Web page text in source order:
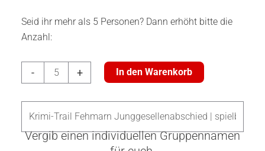
Seid ihr mehr als 5 Personen? Dann erhöht bitte die
Anzahl:
-
Trail
Fehmarn
Junggesellenabschied
Menge
+ In den Warenkorb
Vergib einen individuellen Gruppennamen